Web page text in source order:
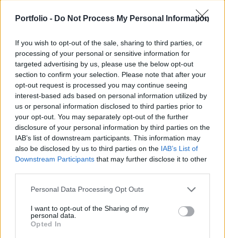
Portfolio - Do Not Process My Personal Information
If you wish to opt-out of the sale, sharing to third parties, or
processing of your personal or sensitive information for
targeted advertising by us, please use the below opt-out
section to confirm your selection. Please note that after your
opt-out request is processed you may continue seeing
interest-based ads based on personal information utilized by
us or personal information disclosed to third parties prior to
your opt-out. You may separately opt-out of the further
disclosure of your personal information by third parties on the
IAB’s list of downstream participants. This information may
also be disclosed by us to third parties on the IAB’s List of
Downstream Participants that may further disclose it to other
Personal Data Processing Opt Outs
I want to opt-out of the Sharing of my
personal data.
Opted In
újraregisztrálhatják az áldozat telefonszámát az
fogadjanak üzeneteket. A Signal az ilyen
támadások megelőzésére a regisztrációs zár
funkció használatát javasolja - írja a Nemzeti
Kibervédelmi Intézet a Facebook oldalán, ahol egy
útmutatót is csatoltak a figyelmeztetéshez.
A regisztrációs zár, vagy registry lock funkció az alábbiak
szerint működik: Amennyiben ezt engedélyezzük, be kell
állítanunk egy PIN KÓDOT, amit a rendszer kérni fog, ha a
telefonszámot újraregisztrálnánk (vagy ezzel helyettünk
profilunkat, beállításainkat, kontaktjainkat...
KEDVES OLVASÓNK!